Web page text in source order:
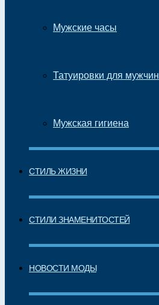
Мужские часы
Татуировки для мужчин
Мужская гигиена
СТИЛЬ ЖИЗНИ
СТИЛИ ЗНАМЕНИТОСТЕЙ
НОВОСТИ МОДЫ